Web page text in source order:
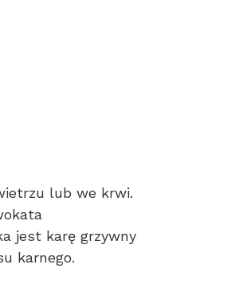
lub we krwi.
jest karę grzywny
karnego.